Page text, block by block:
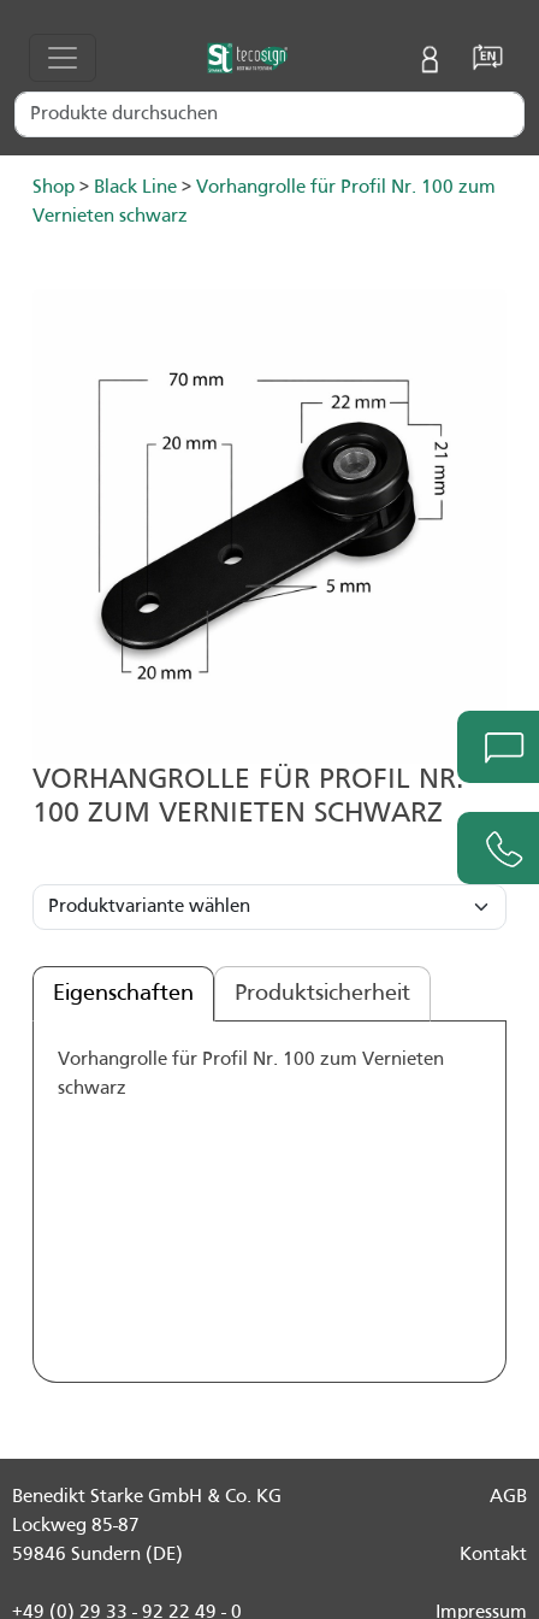
Shop > Black Line > Vorhangrolle für Profil Nr. 100 zum
Vernieten schwarz
VORHANGROLLE FÜR PROFIL NR.
100 ZUM VERNIETEN SCHWARZ
Eigenschaften Produktsicherheit
Vorhangrolle für Profil Nr. 100 zum Vernieten
schwarz
Benedikt Starke GmbH & Co. KG
Lockweg 85-87
59846 Sundern (DE)
+49 (0) 29 33 - 92 22 49 - 0
AGB
Kontakt
Impressum